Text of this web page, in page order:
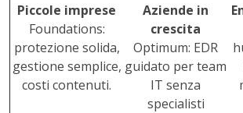
Piccole imprese
Foundations:
protezione solida,
gestione semplice,
costi contenuti.
Aziende in
crescita
Optimum: EDR
guidato per team
IT senza
specialisti